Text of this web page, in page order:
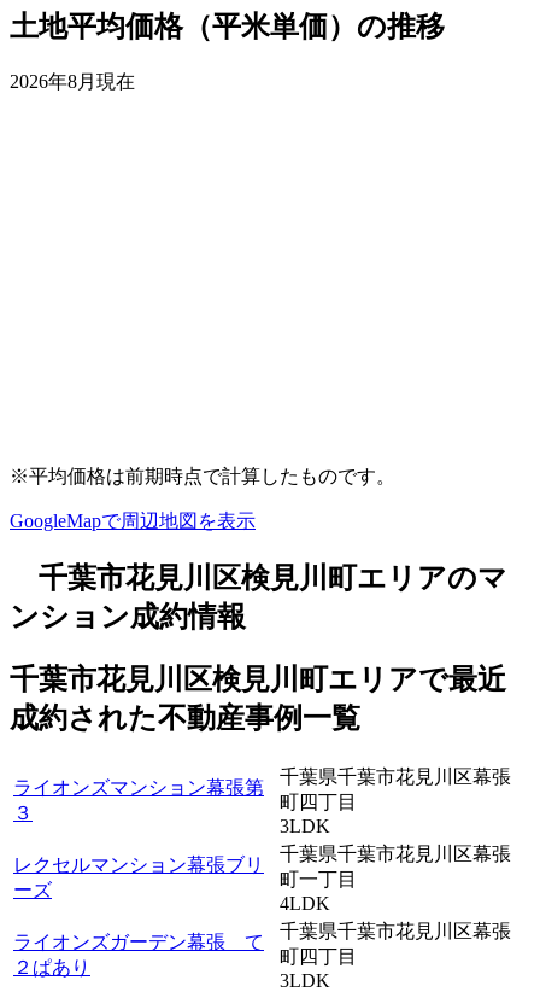
土地平均価格（平米単価）の推移
2026年8月現在
※平均価格は前期時点で計算したものです。
GoogleMapで周辺地図を表示
千葉市花見川区検見川町エリアのマ
ンション成約情報
千葉市花見川区検見川町エリアで最近
成約された不動産事例一覧
ライオンズマンション幕張第
３
千葉県千葉市花見川区幕張
町四丁目
3LDK
レクセルマンション幕張ブリ
ーズ
千葉県千葉市花見川区幕張
町一丁目
4LDK
ライオンズガーデン幕張 て
２ぱあり
千葉県千葉市花見川区幕張
町四丁目
3LDK